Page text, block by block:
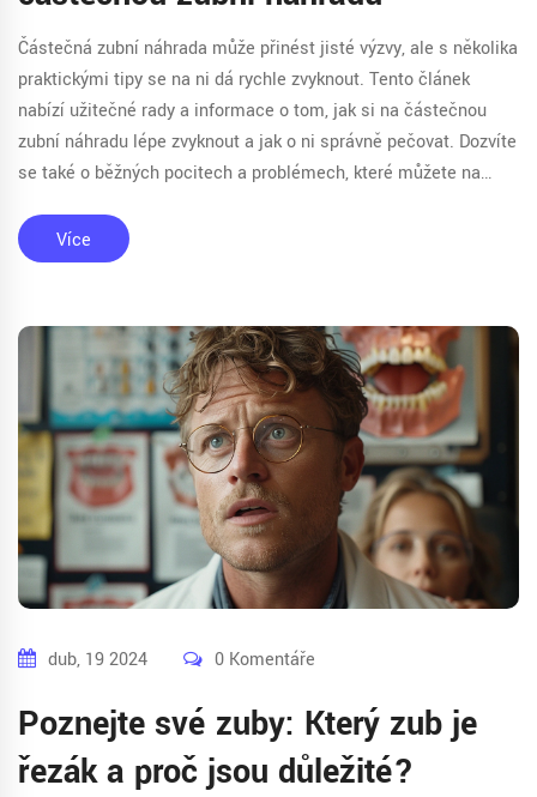
Částečná zubní náhrada může přinést jisté výzvy, ale s několika
praktickými tipy se na ni dá rychle zvyknout. Tento článek
nabízí užitečné rady a informace o tom, jak si na částečnou
zubní náhradu lépe zvyknout a jak o ni správně pečovat. Dozvíte
se také o běžných pocitech a problémech, které můžete na
Více
dub, 19 2024 0 Komentáře
Poznejte své zuby: Který zub je
řezák a proč jsou důležité?